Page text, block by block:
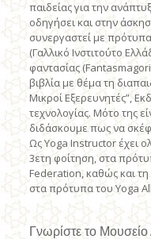
παιδείας για την
οδηγήσει και στην
συνεργαστεί με
(Γαλλικό Ινστιτούτο
φαντασίας
βιβλία με θέμα τη
Μικροί Εξερευνητές”,
τεχνολογίας. Μότο της
διδάσκουμε πως να
Ως Yoga Instructor έχει
3ετη φοίτηση, στα
Federation, καθώς και
στα πρότυπα του Yoga
Γνωρίστε το